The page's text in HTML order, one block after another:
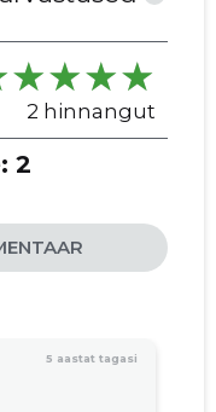
vahetus
2 hinnangut
2
5 aastat tagasi